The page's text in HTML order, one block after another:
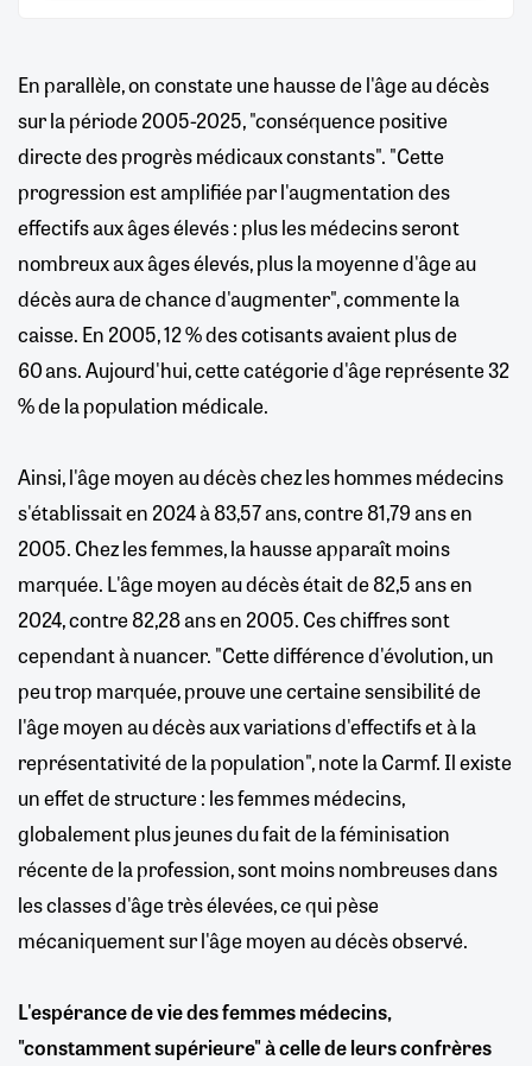
En parallèle, on constate une hausse de l'âge au décès
sur la période 2005-2025, "conséquence positive
directe des progrès médicaux constants". "Cette
progression est amplifiée par l'augmentation des
effectifs aux âges élevés : plus les médecins seront
nombreux aux âges élevés, plus la moyenne d'âge au
décès aura de chance d'augmenter", commente la
caisse. En 2005, 12 % des cotisants avaient plus de
60 ans. Aujourd'hui, cette catégorie d'âge représente 32
% de la population médicale.
Ainsi, l'âge moyen au décès chez les hommes médecins
s'établissait en 2024 à 83,57 ans, contre 81,79 ans en
2005. Chez les femmes, la hausse apparaît moins
marquée. L'âge moyen au décès était de 82,5 ans en
2024, contre 82,28 ans en 2005. Ces chiffres sont
cependant à nuancer. "Cette différence d'évolution, un
peu trop marquée, prouve une certaine sensibilité de
l'âge moyen au décès aux variations d'effectifs et à la
représentativité de la population", note la Carmf. Il existe
un effet de structure : les femmes médecins,
globalement plus jeunes du fait de la féminisation
récente de la profession, sont moins nombreuses dans
les classes d'âge très élevées, ce qui pèse
mécaniquement sur l'âge moyen au décès observé.
L'espérance de vie des femmes médecins,
"constamment supérieure" à celle de leurs confrères